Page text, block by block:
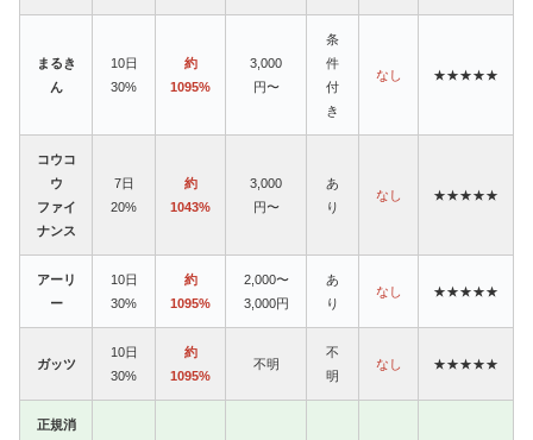
まるき
ん
10日
30%
約
1095%
3,000
円〜
条
件
付
き
なし ★★★★★
コウコ
ウ
ファイ
ナンス
7日
20%
約
1043%
3,000
円〜
あ
り
なし ★★★★★
アーリ
ー
10日
30%
約
1095%
2,000〜
3,000円
あ
り
なし ★★★★★
ガッツ
10日
30%
約
1095%
不明
不
明
なし ★★★★★
正規消